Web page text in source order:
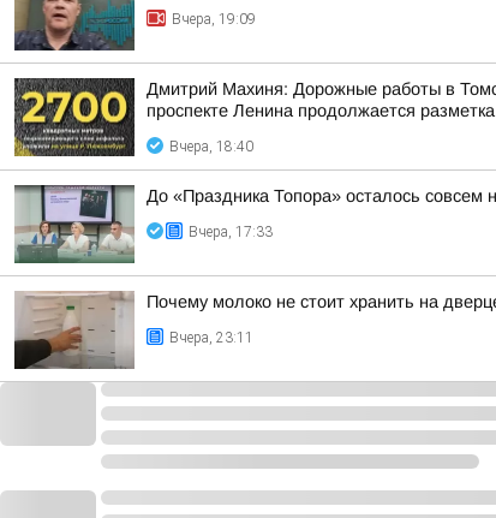
Вчера, 19:09
Дмитрий Махиня: Дорожные работы в
проспекте Ленина продолжается
Вчера, 18:40
До «Праздника Топора» осталось совсем
Вчера, 17:33
Почему молоко не стоит хранить на
Вчера, 23:11